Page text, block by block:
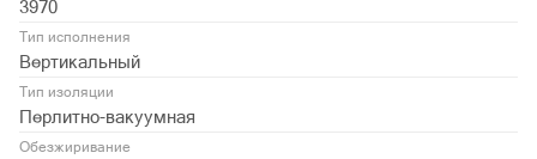
3970
Тип исполнения
Вертикальный
Тип изоляции
Перлитно-вакуумная
Обезжиривание